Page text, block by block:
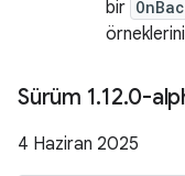
bir
Sürüm 1.12.0-
4 Haziran 2025